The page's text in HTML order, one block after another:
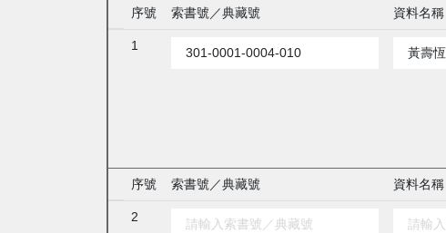
序號 索書號／典藏號 資料名稱
1
序號 索書號／典藏號 資料名稱
2